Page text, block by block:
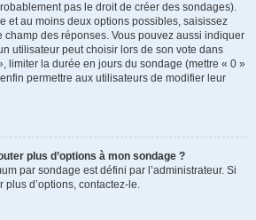
pas le droit de créer des sondages).
et au moins deux options possibles, saisissez
des réponses. Vous pouvez aussi indiquer
utilisateur peut choisir lors de son vote dans
limiter la durée en jours du sondage (mettre « 0 »
permettre aux utilisateurs de modifier leur
plus d’options à mon sondage ?
par sondage est défini par l’administrateur. Si
plus d’options, contactez-le.